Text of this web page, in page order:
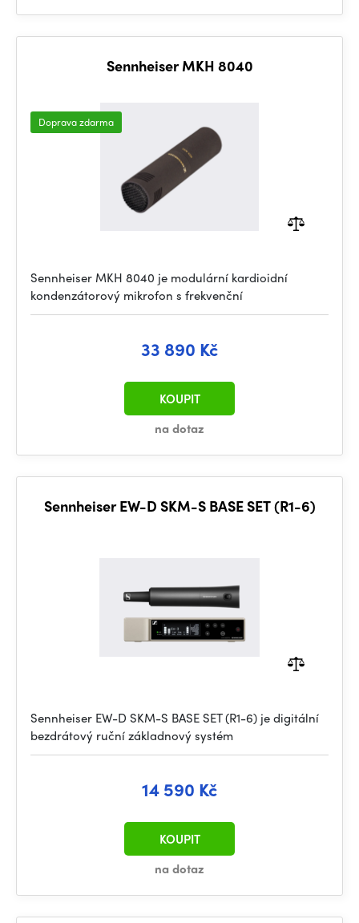
Sennheiser MKH 8040
Doprava zdarma
Sennheiser MKH 8040 je modulární kardioidní
kondenzátorový mikrofon s frekvenční
33 890 Kč
na dotaz
KOUPIT
Sennheiser EW-D SKM-S BASE SET (R1-6)
Sennheiser EW-D SKM-S BASE SET (R1-6) je digitální
bezdrátový ruční základnový systém
14 590 Kč
na dotaz
KOUPIT